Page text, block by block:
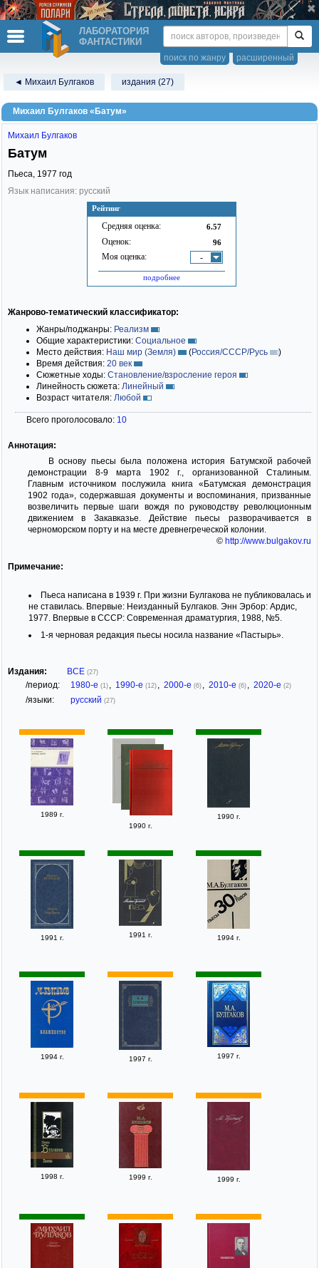
ЛАБОРАТОРИЯ
ФАНТАСТИКИ
расширенный
поиск по жанру
◄ Михаил Булгаков издания (27)
Михаил Булгаков «Батум»
Рейтинг
Средняя оценка: 6.57
Оценок: 96
Моя оценка: -
подробнее
Михаил Булгаков
Батум
Пьеса, 1977 год
Язык написания: русский
Жанрово-тематический классификатор:
Жанры/поджанры: Реализм
Общие характеристики: Социальное
Место действия: Наш мир (Земля) (Россия/СССР/Русь
)
Время действия: 20 век
Сюжетные ходы: Становление/взросление героя
Линейность сюжета: Линейный
Возраст читателя: Любой
Всего проголосовало: 10
Аннотация:
В основу пьесы была положена история Батумской рабочей
демонстрации 8-9 марта 1902 г., организованной Сталиным.
Главным источником послужила книга «Батумская демонстрация
1902 года», содержавшая документы и воспоминания, призванные
возвеличить первые шаги вождя по руководству революционным
движением в Закавказье. Действие пьесы разворачивается в
черноморском порту и на месте древнегреческой колонии.
© http://www.bulgakov.ru
Примечание:
Пьеса написана в 1939 г. При жизни Булгакова не публиковалась и
не ставилась. Впервые: Неизданный Булгаков. Энн Эрбор: Ардис,
1977. Впервые в СССР: Современная драматургия, 1988, №5.
1-я черновая редакция пьесы носила название «Пастырь».
Издания: ВСЕ (27)
/период: 1980-е (1) 1990-е (12) 2000-е (6) 2010-е (6) 2020-е (2)
/языки: русский (27)
1989 г.
1990 г.
1990 г.
1991 г. 1991 г. 1994 г.
1994 г. 1997 г. 1997 г.
1998 г. 1999 г. 1999 г.